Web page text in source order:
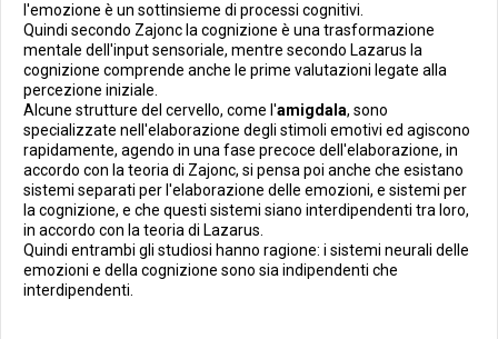
l'emozione è un sottinsieme di processi cognitivi.
Quindi secondo Zajonc la cognizione è una trasformazione
mentale dell'input sensoriale, mentre secondo Lazarus la
cognizione comprende anche le prime valutazioni legate alla
percezione iniziale.
Alcune strutture del cervello, come l'amigdala, sono
specializzate nell'elaborazione degli stimoli emotivi ed agiscono
rapidamente, agendo in una fase precoce dell'elaborazione, in
accordo con la teoria di Zajonc, si pensa poi anche che esistano
sistemi separati per l'elaborazione delle emozioni, e sistemi per
la cognizione, e che questi sistemi siano interdipendenti tra loro,
in accordo con la teoria di Lazarus.
Quindi entrambi gli studiosi hanno ragione: i sistemi neurali delle
emozioni e della cognizione sono sia indipendenti che
interdipendenti.